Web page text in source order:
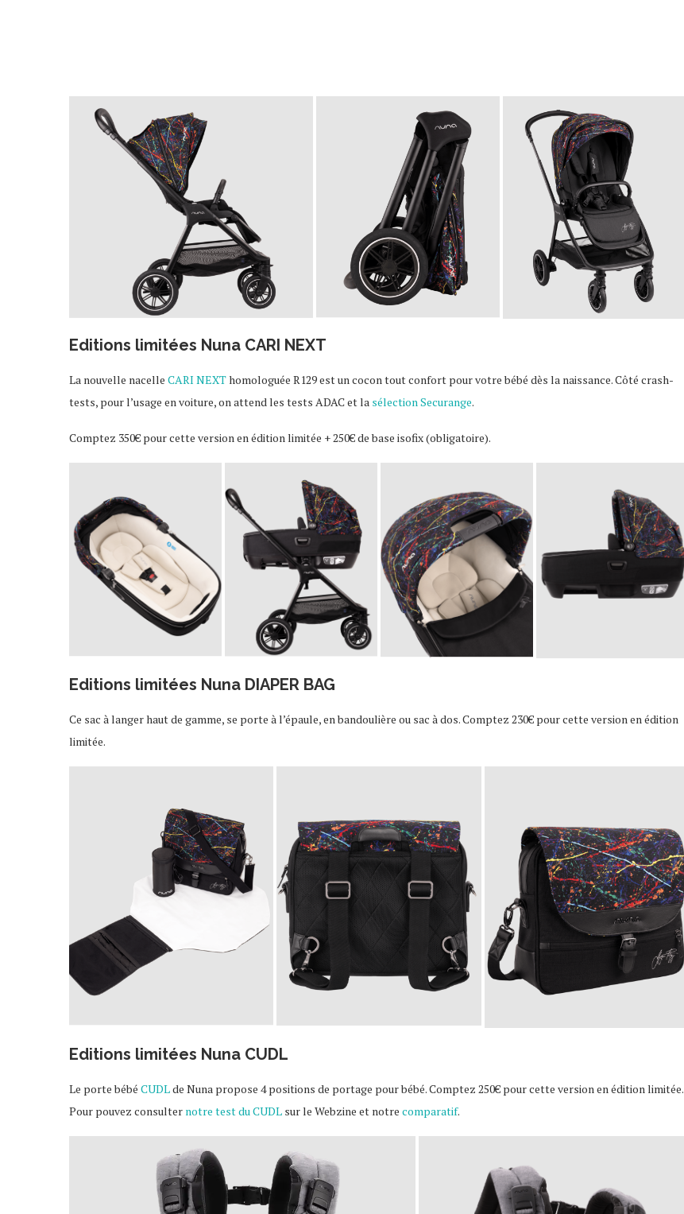
Editions limitées Nuna CARI NEXT
La nouvelle nacelle CARI NEXThomologuée R129 est un cocon tout confort pour votre bébé dès la naissance. Côté crash-
tests, pour l’usage en voiture, on attend les tests ADAC et la sélection Securange.
Comptez 350€ pour cette version en édition limitée + 250€ de base isofix (obligatoire).
Editions limitées Nuna DIAPER BAG
Ce sac à langer haut de gamme, se porte à l’épaule, en bandoulière ou sac à dos. Comptez 230€ pour cette version en édition
limitée.
Editions limitées Nuna CUDL
Le porte bébé CUDLde Nuna propose 4 positions de portage pour bébé. Comptez 250€ pour cette version en édition limitée.
Pour pouvez consulter notre test du CUDL sur le Webzine et notre comparatif.